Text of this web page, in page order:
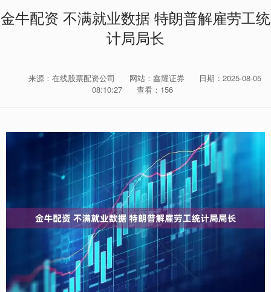
金牛配资 不满就业数据 特朗普解雇劳工统
计局局长
来源：在线股票配资公司 网站：鑫耀证券
日期：2025-08-05
08:10:27
查看：156